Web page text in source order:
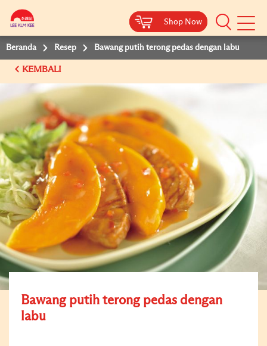
Shop Now
Shop Now
Beranda Resep Bawang putih terong pedas dengan labu
KEMBALI
Bawang putih terong pedas dengan
labu